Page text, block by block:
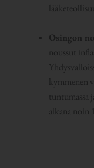
Osingon
noussut
kymmenen
tuntumassa
aikana noin